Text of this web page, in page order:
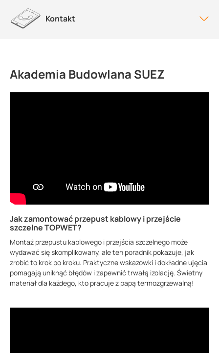
Kontakt
Akademia Budowlana SUEZ
Jak zamontować przepust kablowy i przejście
szczelne TOPWET?
Montaż przepustu kablowego i przejścia szczelnego może
wydawać się skomplikowany, ale ten poradnik pokazuje, jak
zrobić to krok po kroku. Praktyczne wskazówki i dokładne ujęcia
pomagają uniknąć błędów i zapewnić trwałą izolację. Świetny
materiał dla każdego, kto pracuje z papą termozgrzewalną!